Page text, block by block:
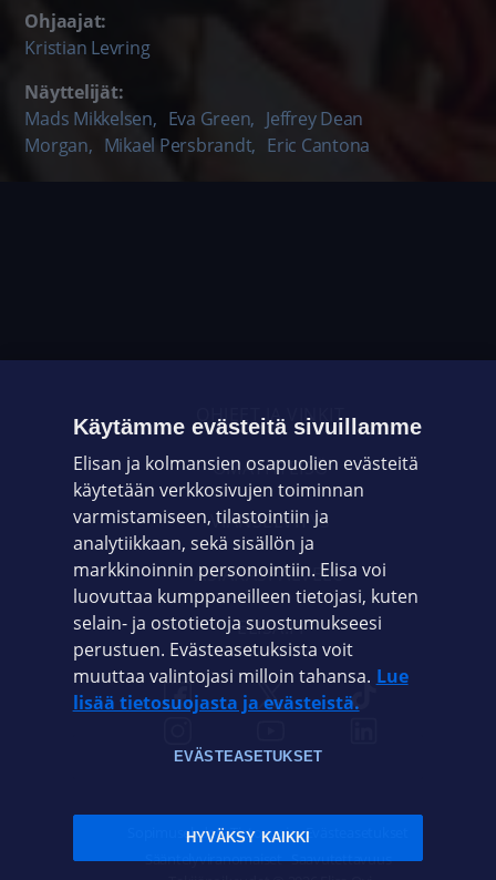
Ohjaajat:
Kristian Levring
Näyttelijät:
Mads Mikkelsen, Eva Green, Jeffrey Dean
Morgan, Mikael Persbrandt, Eric Cantona
OHJEET JA VINKIT
OMAYHTEISÖ
VIANSELVITYS
ASIAKASPALVELU
ELISA.FI
Sopimusehdot Tietosuoja Evästeasetukset
Sääntelyviranomaiset Saavutettavuus
Käytämme evästeitä sivuillamme
Elisan ja kolmansien osapuolien evästeitä
käytetään verkkosivujen toiminnan
varmistamiseen, tilastointiin ja
analytiikkaan, sekä sisällön ja
markkinoinnin personointiin. Elisa voi
luovuttaa kumppaneilleen tietojasi, kuten
selain- ja ostotietoja suostumukseesi
perustuen. Evästeasetuksista voit
muuttaa valintojasi milloin tahansa. Lue
lisää tietosuojasta ja evästeistä.
EVÄSTEASETUKSET
HYVÄKSY KAIKKI